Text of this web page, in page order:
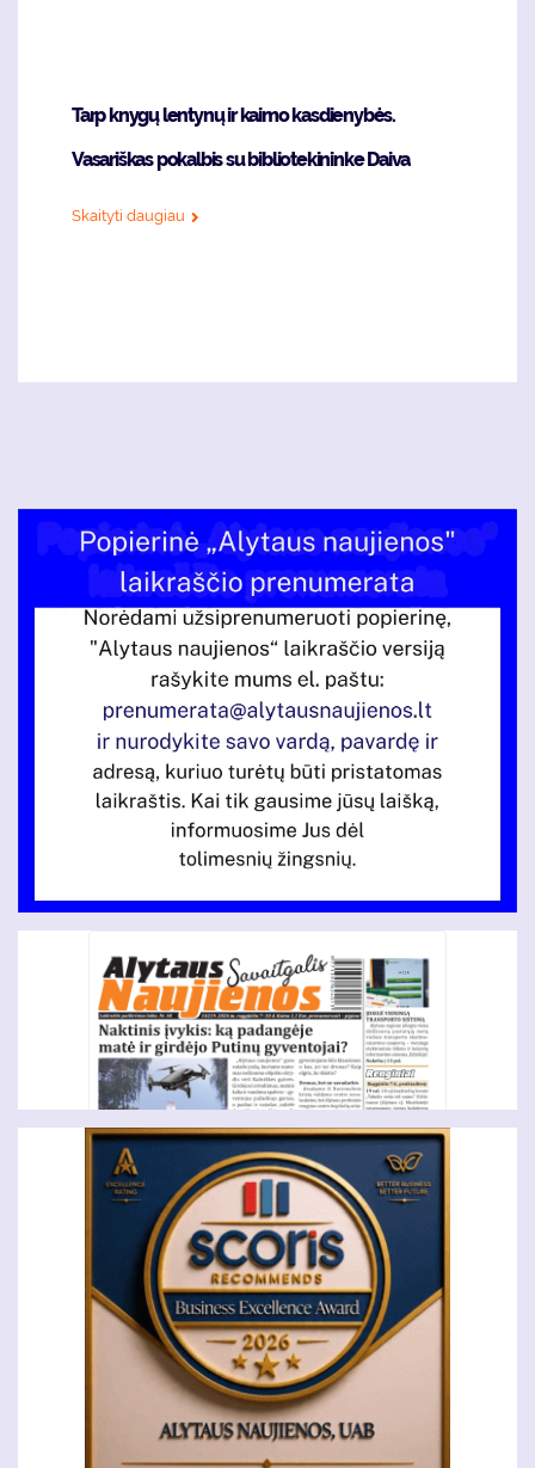
Tarp knygų lentynų ir kaimo kasdienybės.
Vasariškas pokalbis su bibliotekininke Daiva
Skaityti daugiau